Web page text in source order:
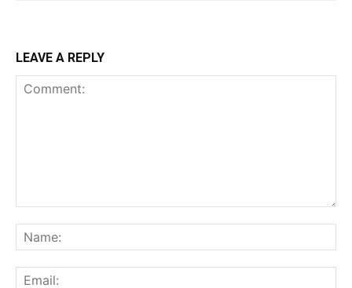
LEAVE A REPLY